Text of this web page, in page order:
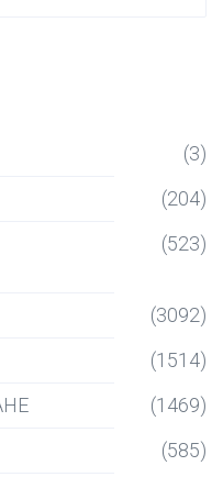
(3)
(204)
(523)
(3092)
(1514)
(1469)
(585)